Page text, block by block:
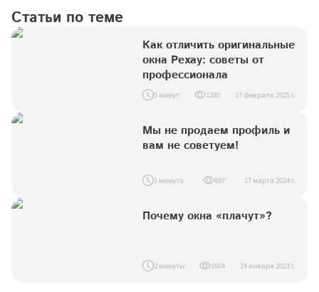
Статьи по теме
Как отличить оригинальные
окна Рехау: советы от
профессионала
5 минут 1280 17 февраля 2025 г.
Мы не продаем профиль и
вам не советуем!
1 минута 887 17 марта 2024 г.
Почему окна «плачут»?
2 минуты 1604 24 января 2023 г.